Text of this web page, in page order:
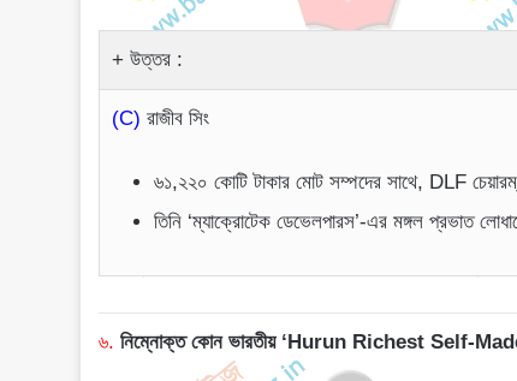
উত্তর :
(C) রাজীব সিং
৬১,২২০ কোটি টাকার মোট সম্পদের সাথে, DLF
তিনি ‘ম্যাক্রোটেক ডেভেলপারস’-এর মঙ্গল প্রভাত
৬. নিম্নোক্ত কোন ভারতীয় ‘Hurun Richest Self-